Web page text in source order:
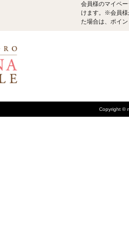
会員様のマイペ
けます。※会員様
た場合は、ポイ
Copyright ©